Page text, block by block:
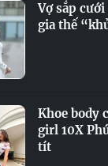
Vợ sắp
gia thế
Khoe body
girl 10X
tít